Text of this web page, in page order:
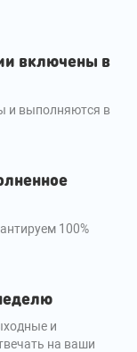
включены в
и выполняются в
100%
и
на ваши